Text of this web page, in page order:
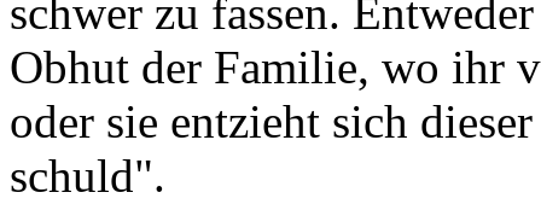
schwer zu fassen.
Obhut der Familie, wo ihr
oder sie entzieht sich
schuld".